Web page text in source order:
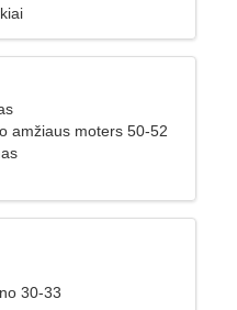
amžiaus moters 50-52
30-33